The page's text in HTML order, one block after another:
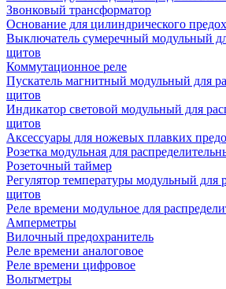
Звонковый трансформатор
Основание для цилиндрического
Выключатель сумеречный модульный
щитов
Коммутационное реле
Пускатель магнитный модульный для
щитов
Индикатор световой модульный для
щитов
Аксессуары для ножевых плавких
Розетка модульная для
Розеточный таймер
Регулятор температуры модульный для
щитов
Реле времени модульное для
Амперметры
Вилочный предохранитель
Реле времени аналоговое
Реле времени цифровое
Вольтметры